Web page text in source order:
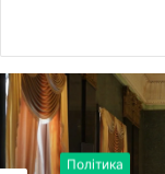
Політика